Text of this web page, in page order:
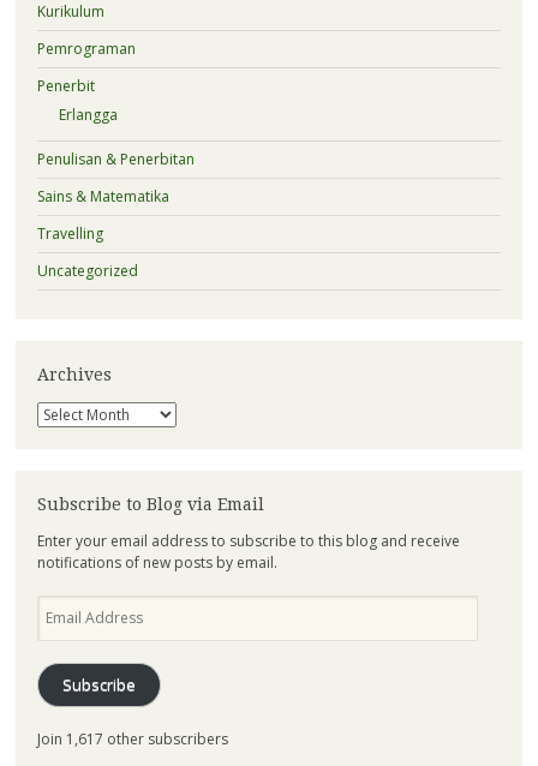
Kurikulum
Pemrograman
Penerbit
Erlangga
Penulisan & Penerbitan
Sains & Matematika
Travelling
Uncategorized
Archives
Archives
Subscribe to Blog via Email
Enter your email address to subscribe to this blog and receive
notifications of new posts by email.
Address
Subscribe
Join 1,617 other subscribers